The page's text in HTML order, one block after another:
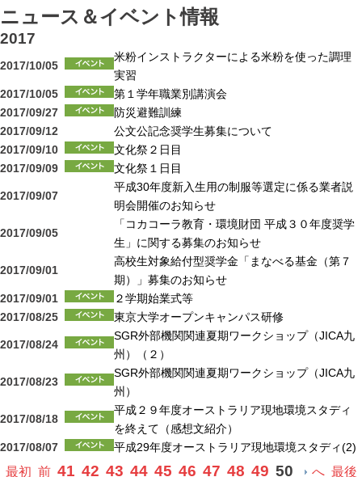
ニュース＆イベント情報
2017
2017/10/05
米粉インストラクターによる米粉を使った調理
実習
2017/10/05
第１学年職業別講演会
2017/09/27
防災避難訓練
2017/09/12
公文公記念奨学生募集について
2017/09/10
文化祭２日目
2017/09/09
文化祭１日目
2017/09/07
平成30年度新入生用の制服等選定に係る業者説
明会開催のお知らせ
2017/09/05
「コカコーラ教育・環境財団 平成３０年度奨学
生」に関する募集のお知らせ
2017/09/01
高校生対象給付型奨学金「まなべる基金（第７
期）」募集のお知らせ
2017/09/01
２学期始業式等
2017/08/25
東京大学オープンキャンパス研修
2017/08/24
SGR外部機関関連夏期ワークショップ（JICA九
州）（２）
2017/08/23
SGR外部機関関連夏期ワークショップ（JICA九
州）
2017/08/18
平成２９年度オーストラリア現地環境スタディ
を終えて（感想文紹介）
2017/08/07
平成29年度オーストラリア現地環境スタディ(2)
最初 前 41 42 43 44 45 46 47 48 49 50 へ 最後